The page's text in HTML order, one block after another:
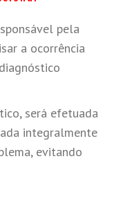
pela
a ocorrência
será efetuada
integralmente
evitando